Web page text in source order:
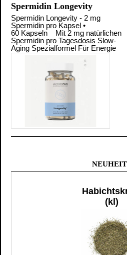
Spermidin Longevity
Spermidin Longevity - 2 mg
Spermidin pro Kapsel •
60 Kapseln Mit 2 mg natürlichen
Spermidin pro Tagesdosis Slow-
Aging Spezialformel Für Energie
(kl)